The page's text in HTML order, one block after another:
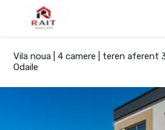
Vila noua | 4 camere | teren aferent
Odaile